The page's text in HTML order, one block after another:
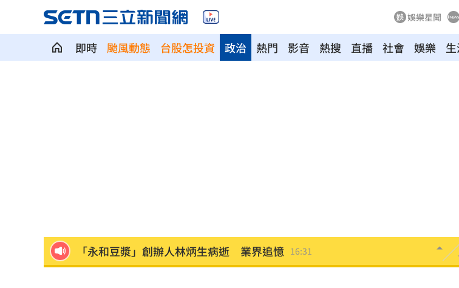
娛樂星聞
即時 颱風動態 台股怎投資 熱門 影音 熱搜 直播
政治 社會 娛樂
「永和豆漿」創辦人林炳生病逝 業界追憶 16:31